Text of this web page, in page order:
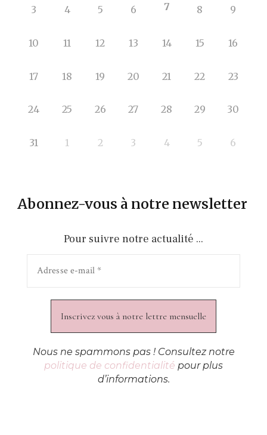
3 4 5 6 7 8 9
10 11 12 13 14 15 16
17 18 19 20 21 22 23
24 25 26 27 28 29 30
31 1 2 3 4 5 6
Abonnez-vous à notre newsletter
Pour suivre notre actualité ...
Nous ne spammons pas ! Consultez notre
politique de confidentialité pour plus
d’informations.